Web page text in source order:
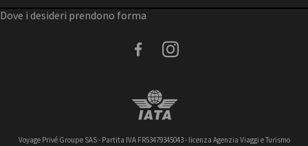
Dove i desideri prendono forma
Voyage Privé Groupe SAS - Partita IVA FR53479345043 - licenza Agenzia Viaggi e Turismo